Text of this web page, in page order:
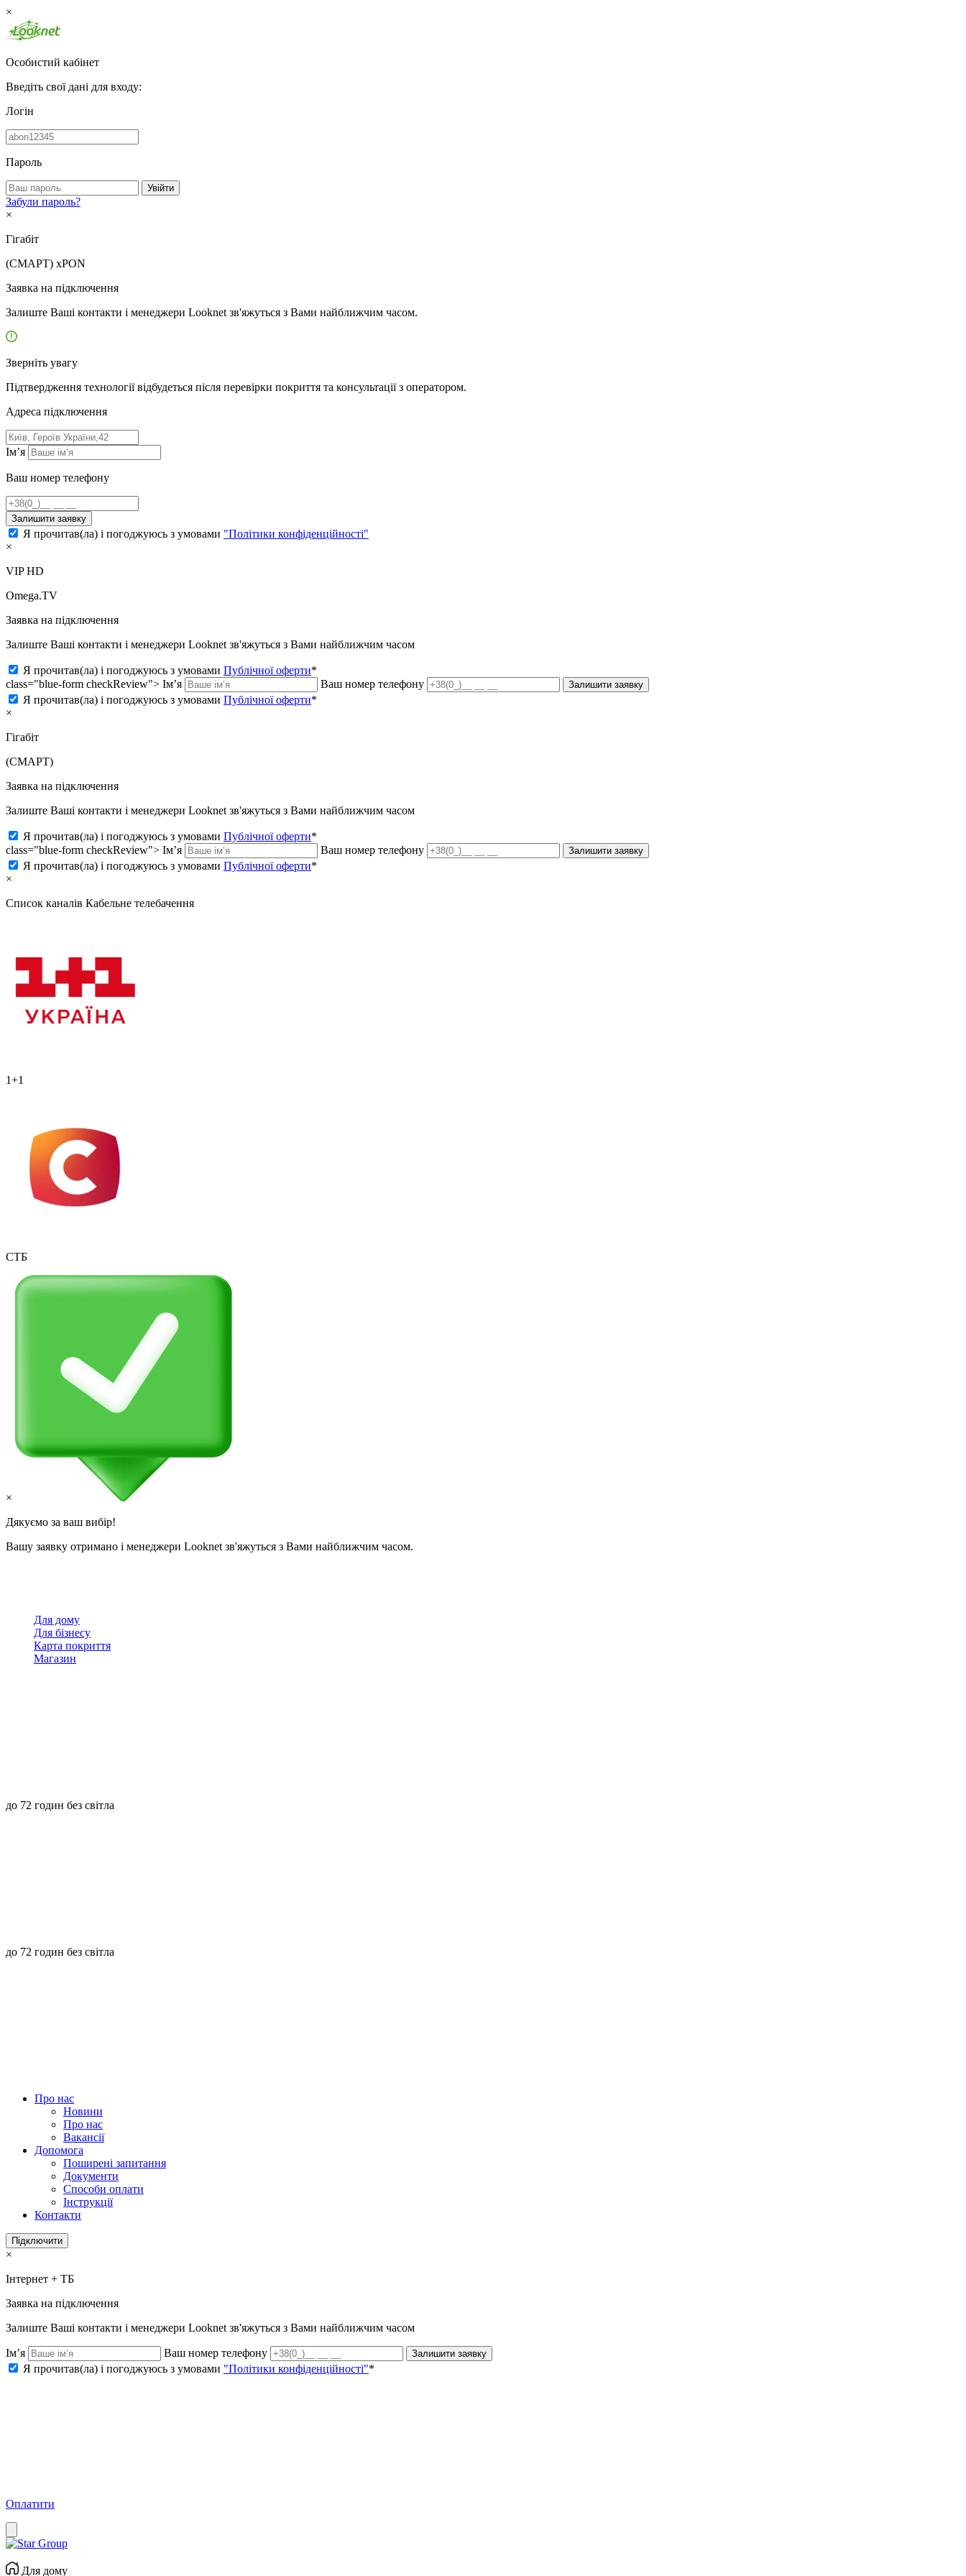
×
Особистий кабінет
Введіть свої дані для входу:
Логін
Пароль
Увійти
Забули пароль?
×
Гігабіт
(СМАРТ) xPON
Заявка на підключення
Залиште Ваші контакти і менеджери Looknet зв'яжуться з Вами найближчим часом.
Зверніть увагу
Підтвердження технології відбудеться після перевірки покриття та консультації з оператором.
Адресa підключення
Ім’я
Ваш номер телефону
Залишити заявку
Я прочитав(ла) і погоджуюсь з умовами "Політики конфіденційності"
×
VIP HD
Omega.TV
Заявка на підключення
Залиште Ваші контакти і менеджери Looknet зв'яжуться з Вами найближчим часом
Я прочитав(ла) і погоджуюсь з умовами Публічної оферти*
class="blue-form checkReview"> Ім’я Ваш номер телефону Залишити заявку
Я прочитав(ла) і погоджуюсь з умовами Публічної оферти*
×
Гігабіт
(СМАРТ)
Заявка на підключення
Залиште Ваші контакти і менеджери Looknet зв'яжуться з Вами найближчим часом
Я прочитав(ла) і погоджуюсь з умовами Публічної оферти*
class="blue-form checkReview"> Ім’я Ваш номер телефону Залишити заявку
Я прочитав(ла) і погоджуюсь з умовами Публічної оферти*
×
Список каналів Кабельне телебачення
1+1
СТБ
×
Дякуємо за ваш вибір!
Вашу заявку отримано і менеджери Looknet зв'яжуться з Вами найближчим часом.
Для дому
Для бізнесу
Карта покриття
Магазин
до 72 годин без світла
до 72 годин без світла
Про нас
Новини
Про нас
Вакансії
Допомога
Поширені запитання
Документи
Способи оплати
Інструкції
Контакти
Підключити
×
Інтернет + ТБ
Заявка на підключення
Залиште Ваші контакти і менеджери Looknet зв'яжуться з Вами найближчим часом
Ім’я Ваш номер телефону Залишити заявку
Я прочитав(ла) і погоджуюсь з умовами "Політики конфіденційності"*
Оплатити
Для дому